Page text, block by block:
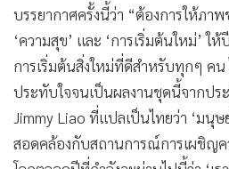
บรรยากาศครั้งนี้ว่า “ต้องการให้ภาพ
‘ความสุข’ และ ‘การเริ่มต้นใหม่’
การเริ่มต้นสิ่งใหม่ที่ดีสำหรับทุกๆ คน
ประทับใจจนเป็นผลงานชุดนี้จากปร
Jimmy Liao ที่แปลเป็นไทยว่า ‘มนุษ
สอดคล้องกับสถานการณ์การเผชิญ